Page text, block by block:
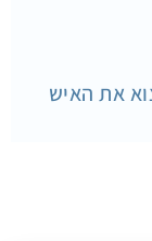
את האיש